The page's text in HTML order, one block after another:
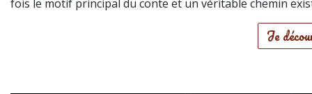
fois le motif principal du conte et un véritable chemin
Je